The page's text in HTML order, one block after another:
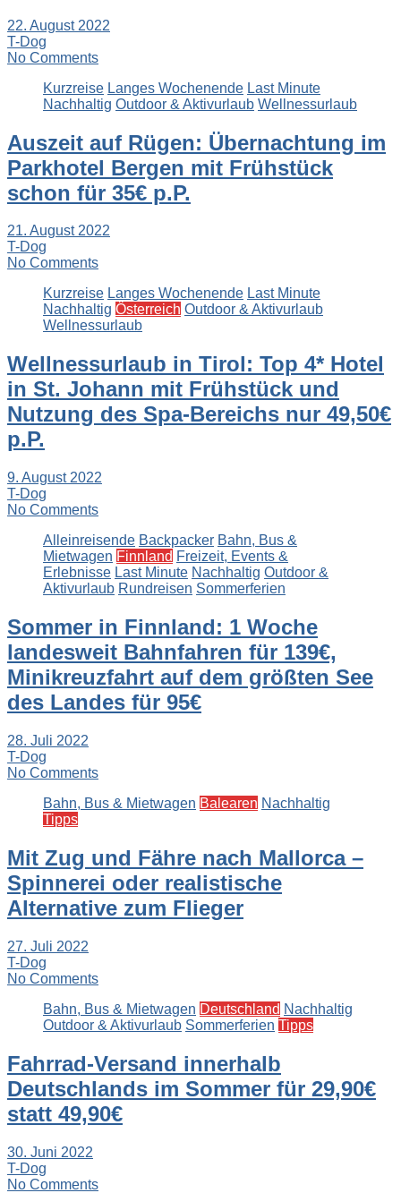
22. August 2022
T-Dog
No Comments
Kurzreise Langes Wochenende Last Minute
Nachhaltig Outdoor & Aktivurlaub Wellnessurlaub
Auszeit auf Rügen: Übernachtung im
Parkhotel Bergen mit Frühstück
schon für 35€ p.P.
21. August 2022
T-Dog
No Comments
Kurzreise Langes Wochenende Last Minute
Nachhaltig Österreich Outdoor & Aktivurlaub
Wellnessurlaub
Wellnessurlaub in Tirol: Top 4* Hotel
in St. Johann mit Frühstück und
Nutzung des Spa-Bereichs nur 49,50€
p.P.
9. August 2022
T-Dog
No Comments
Alleinreisende Backpacker Bahn, Bus &
Mietwagen Finnland Freizeit, Events &
Erlebnisse Last Minute Nachhaltig Outdoor &
Aktivurlaub Rundreisen Sommerferien
Sommer in Finnland: 1 Woche
landesweit Bahnfahren für 139€,
Minikreuzfahrt auf dem größten See
des Landes für 95€
28. Juli 2022
T-Dog
No Comments
Bahn, Bus & Mietwagen Balearen Nachhaltig
Tipps
Mit Zug und Fähre nach Mallorca –
Spinnerei oder realistische
Alternative zum Flieger
27. Juli 2022
T-Dog
No Comments
Bahn, Bus & Mietwagen Deutschland Nachhaltig
Outdoor & Aktivurlaub Sommerferien Tipps
Fahrrad-Versand innerhalb
Deutschlands im Sommer für 29,90€
statt 49,90€
30. Juni 2022
T-Dog
No Comments